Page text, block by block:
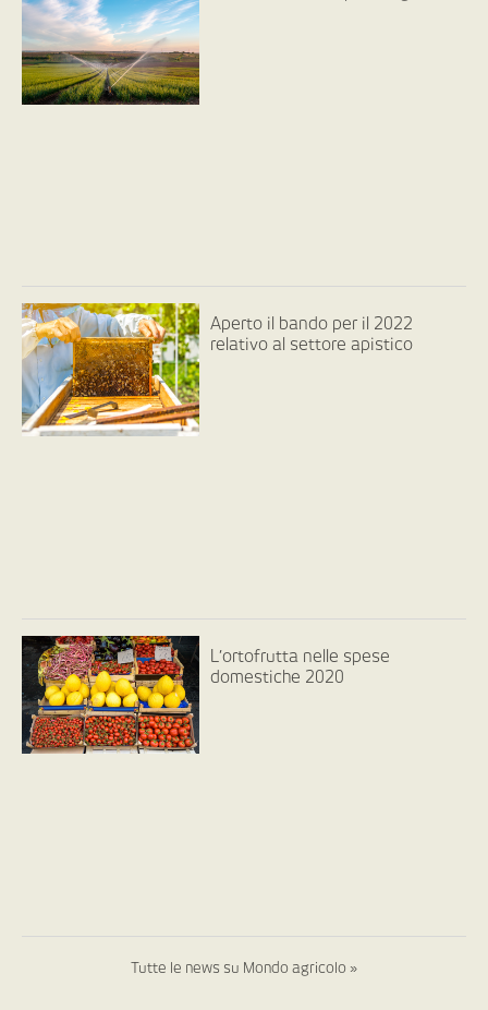
Aperto il bando per il 2022
relativo al settore apistico
L’ortofrutta nelle spese
domestiche 2020
Tutte le news su Mondo agricolo »